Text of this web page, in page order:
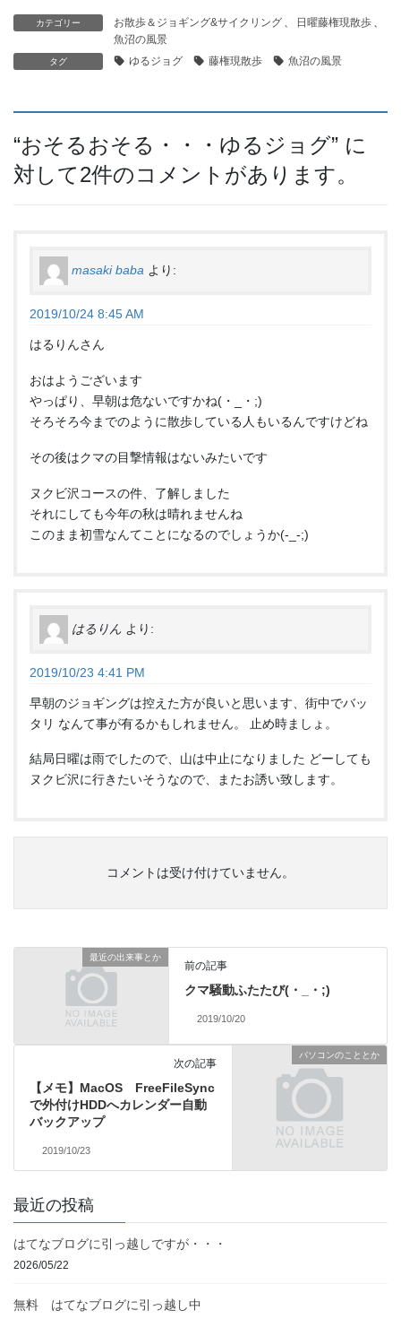
カテゴリー お散歩＆ジョギング&サイクリング 日曜藤権現散歩
魚沼の風景
タグ ゆるジョグ 藤権現散歩 魚沼の風景
“おそるおそる・・・ゆるジョグ” に
対して2件のコメントがあります。
masaki baba より:
2019/10/24 8:45 AM
はるりんさん
おはようございます
やっぱり、早朝は危ないですかね(・_・;)
そろそろ今までのように散歩している人もいるんですけどね
その後はクマの目撃情報はないみたいです
ヌクビ沢コースの件、了解しました
それにしても今年の秋は晴れませんね
このまま初雪なんてことになるのでしょうか(-_-;)
はるりん より:
2019/10/23 4:41 PM
早朝のジョギングは控えた方が良いと思います、街中でバッ
タリ なんて事が有るかもしれません。 止め時ましょ。
結局日曜は雨でしたので、山は中止になりました どーしても
ヌクビ沢に行きたいそうなので、またお誘い致します。
コメントは受け付けていません。
最近の出来事とか
前の記事
クマ騒動ふたたび(・_・;)
2019/10/20
パソコンのこととか
次の記事
【メモ】MacOS FreeFileSync
で外付けHDDへカレンダー自動
バックアップ
2019/10/23
最近の投稿
はてなブログに引っ越しですが・・・
2026/05/22
無料 はてなブログに引っ越し中